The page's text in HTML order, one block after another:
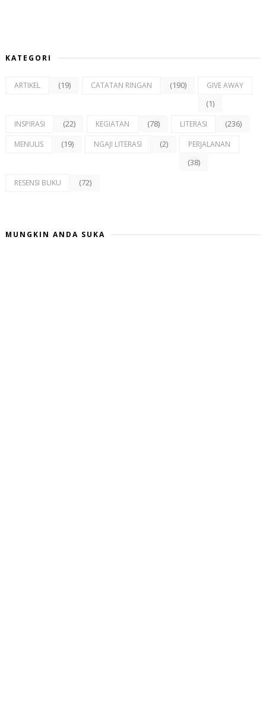
KATEGORI
ARTIKEL (19) CATATAN RINGAN (190) GIVE AWAY
(1)
INSPIRASI (22) KEGIATAN (78) LITERASI (236)
MENULIS (19) NGAJI LITERASI (2) PERJALANAN
(38)
RESENSI BUKU (72)
MUNGKIN ANDA SUKA